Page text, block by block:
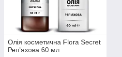
Олія косметична Flora Secret
Реп'яхова 60 мл